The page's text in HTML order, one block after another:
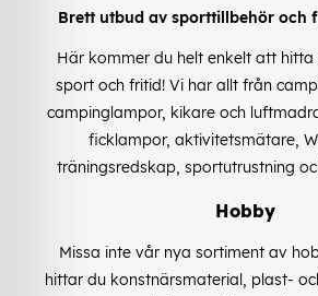
Brett utbud av sporttillbehör och
Här kommer du helt enkelt att
sport och fritid! Vi har allt från
campinglampor, kikare och
ficklampor, aktivitetsmätare,
träningsredskap, sportutrustning
Hobby
Missa inte vår nya sortiment av
hittar du konstnärsmaterial, plast-